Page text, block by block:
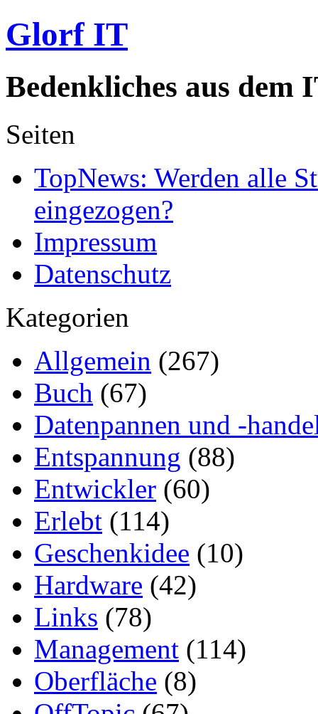
Glorf IT
Bedenkliches aus dem
Seiten
TopNews: Werden alle
eingezogen?
Impressum
Datenschutz
Kategorien
Allgemein (267)
Buch (67)
Datenpannen und -
Entspannung (88)
Entwickler (60)
Erlebt (114)
Geschenkidee (10)
Hardware (42)
Links (78)
Management (114)
Oberfläche (8)